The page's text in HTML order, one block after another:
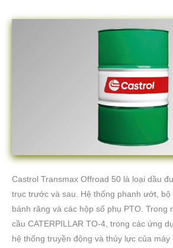
Castrol Transmax Offroad 50 là loại dầu
trục trước và sau. Hệ thống phanh ướt, bộ
bánh răng và các hộp số phụ PTO. Trong
cầu CATERPILLAR TO-4, trong các ứng
hệ thống truyền động và thủy lực của máy